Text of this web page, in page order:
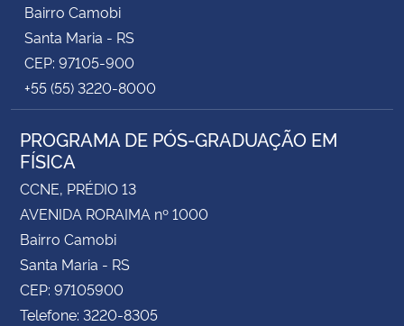
Bairro Camobi
Santa Maria - RS
CEP: 97105-900
+55 (55) 3220-8000
PROGRAMA DE PÓS-GRADUAÇÃO EM
FÍSICA
CCNE, PRÉDIO 13
AVENIDA RORAIMA nº 1000
Bairro Camobi
Santa Maria - RS
CEP: 97105900
Telefone: 3220-8305